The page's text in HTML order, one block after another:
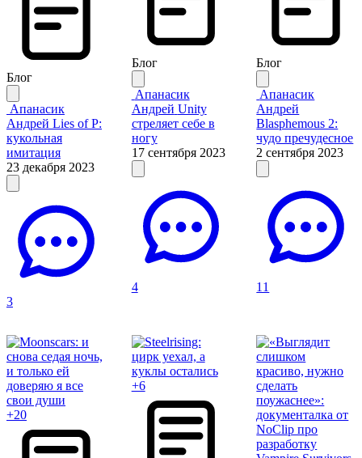
Блог
Апанасик
Андрей Lies of P:
кукольная
имитация
23 декабря 2023
3
Блог
Апанасик
Андрей Unity
стреляет себе в
ногу
17 сентября 2023
4
Блог
Апанасик
Андрей
Blasphemous 2:
чудо пречудесное
2 сентября 2023
11
+20
+6